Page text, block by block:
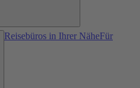
Reisebüros in Ihrer NäheFür